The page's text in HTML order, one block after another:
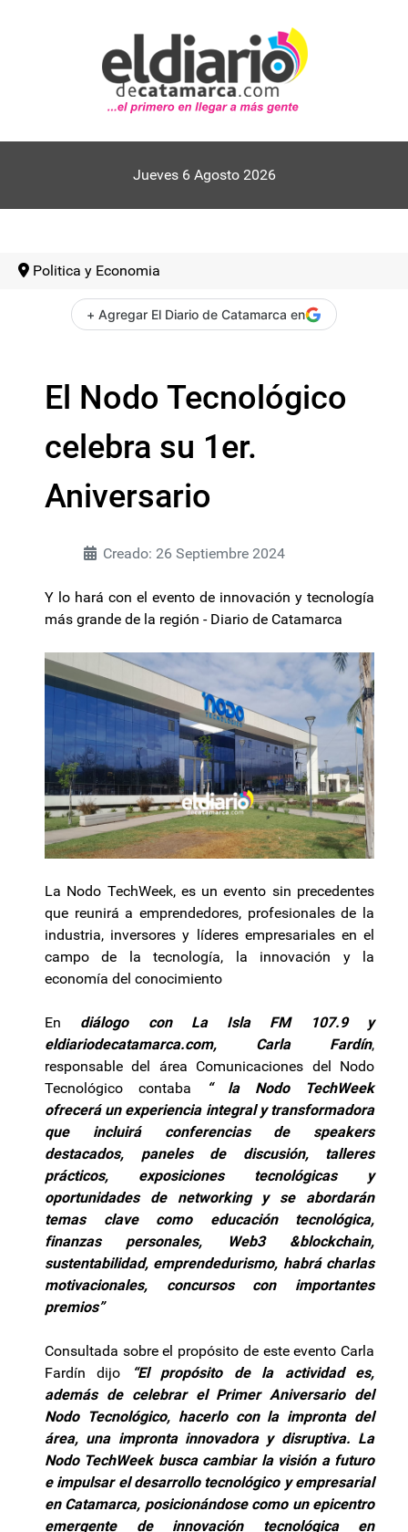
Jueves 6 Agosto 2026
Politica y Economia
+ Agregar El Diario de Catamarca en
El Nodo Tecnológico
celebra su 1er.
Aniversario
Creado: 26 Septiembre 2024
Y lo hará con el evento de innovación y tecnología
más grande de la región - Diario de Catamarca
La Nodo TechWeek, es un evento sin precedentes
que reunirá a emprendedores, profesionales de la
industria, inversores y líderes empresariales en el
campo de la tecnología, la innovación y la
economía del conocimiento
En diálogo con La Isla FM 107.9 y
eldiariodecatamarca.com, Carla Fardín,
responsable del área Comunicaciones del Nodo
Tecnológico contaba
“ la Nodo TechWeek
ofrecerá un experiencia integral y transformadora
que incluirá conferencias de speakers
destacados, paneles de discusión, talleres
prácticos, exposiciones tecnológicas y
oportunidades de networking y se abordarán
temas clave como educación tecnológica,
finanzas personales, Web3 &blockchain,
sustentabilidad, emprendedurismo, habrá charlas
motivacionales, concursos con importantes
premios”
Consultada sobre el propósito de este evento Carla
Fardín dijo
“El propósito de la actividad es,
además de celebrar el Primer Aniversario del
Nodo Tecnológico, hacerlo con la impronta del
área, una impronta innovadora y disruptiva. La
Nodo TechWeek busca cambiar la visión a futuro
e impulsar el desarrollo tecnológico y empresarial
en Catamarca, posicionándose como un epicentro
emergente de innovación tecnológica en